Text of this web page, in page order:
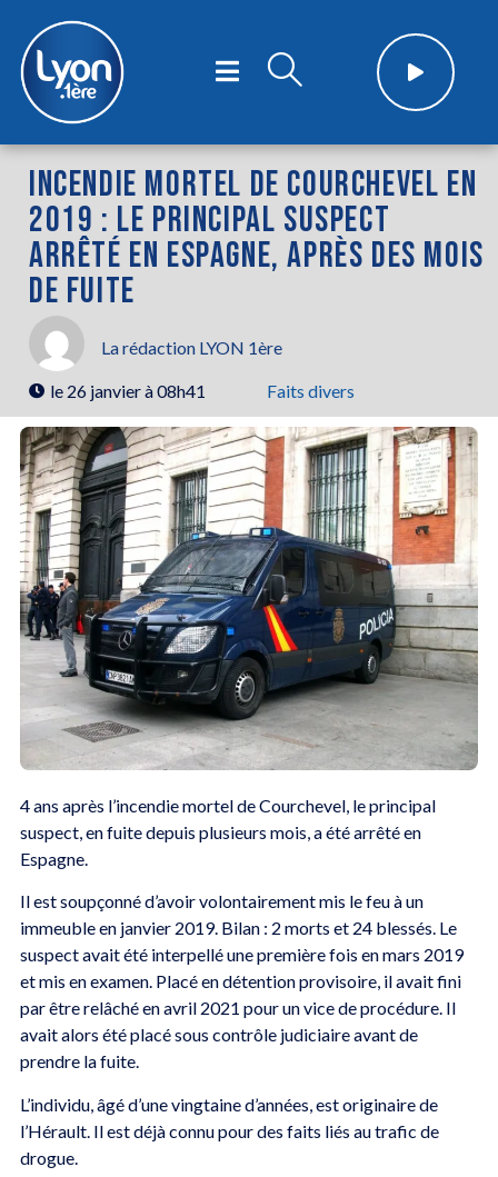
INCENDIE MORTEL DE COURCHEVEL EN
2019 : LE PRINCIPAL SUSPECT
ARRÊTÉ EN ESPAGNE, APRÈS DES MOIS
DE FUITE
La rédaction LYON 1ère
le 26 janvier à 08h41 Faits divers
4 ans après l’incendie mortel de Courchevel, le principal
suspect, en fuite depuis plusieurs mois, a été arrêté en
Espagne.
Il est soupçonné d’avoir volontairement mis le feu à un
immeuble en janvier 2019. Bilan : 2 morts et 24 blessés. Le
suspect avait été interpellé une première fois en mars 2019
et mis en examen. Placé en détention provisoire, il avait fini
par être relâché en avril 2021 pour un vice de procédure. Il
avait alors été placé sous contrôle judiciaire avant de
prendre la fuite.
L’individu, âgé d’une vingtaine d’années, est originaire de
l’Hérault. Il est déjà connu pour des faits liés au trafic de
drogue.